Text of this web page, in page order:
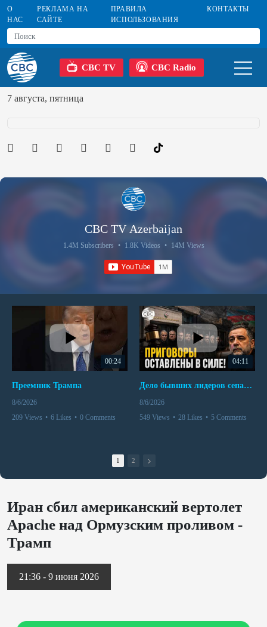
О
НАС
РЕКЛАМА НА
САЙТЕ
ПРАВИЛА
ИСПОЛЬЗОВАНИЯ
КОНТАКТЫ
CBC TV CBC Radio
7 августа, пятница
CBC TV Azerbaijan
1.4M Subscribers • 1.8K Videos • 14M Views
00:24
Преемник Трампа
8/6/2026
209 Views • 6 Likes • 0 Comments
04:11
Дело бывших лидеров сепаратистского режима в Карабахе
8/6/2026
549 Views • 28 Likes • 5 Comments
1 2
Иран сбил американский вертолет
Apache над Ормузским проливом -
Трамп
21:36 - 9 июня 2026